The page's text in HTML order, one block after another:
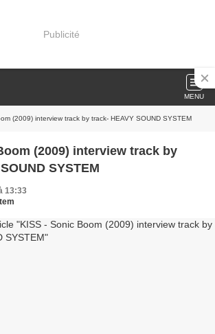
Publicité
MENU
(2009) interview track by track- HEAVY SOUND SYSTEM
(2009) interview track by
SYSTEM
13:33